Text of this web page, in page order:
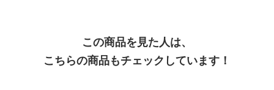
この商品を見た人は、
こちらの商品もチェックしています！